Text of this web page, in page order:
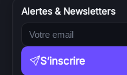
Alertes & Newsletters
S’inscrire